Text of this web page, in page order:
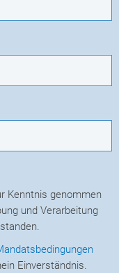
Kenntnis genommen
und Verarbeitung
Einverständnis.